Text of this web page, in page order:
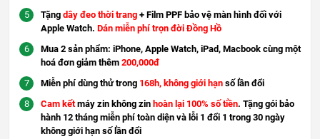
Tặng dây đeo thời trang + Film PPF bảo vệ màn hình đối với
Apple Watch. Dán miễn phí trọn đời Đồng Hồ
Mua 2 sản phẩm: iPhone, Apple Watch, iPad, Macbook cùng một
hoá đơn giảm thêm 200,000đ
Miễn phí dùng thử trong 168h, không giới hạn số lần đổi
Cam kếtmáy zin không zin hoàn lại 100% số tiền. Tặng gói bảo
hành 12 tháng miễn phí toàn diện và lỗi 1 đổi 1 trong 30 ngày
không giới hạn số lần đổi